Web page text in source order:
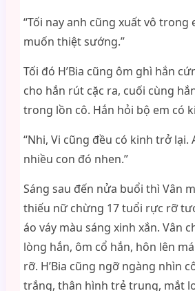
“Tối nay anh cũng xuất vô trong
muốn thiệt sướng.”
Tối đó H’Bia cũng ôm ghì hắn
cho hắn rút cặc ra, cuối cùng
trong lồn cô. Hắn hỏi bộ em có
“Nhi, Vi cũng đều có kinh trở lại.
nhiều con đó nhen.”
Sáng sau đến nửa buổi thì Vân
thiếu nữ chừng 17 tuổi rực rỡ
áo váy màu sáng xinh xắn. Vân
lòng hắn, ôm cổ hắn, hôn lên
rỡ. H’Bia cũng ngỡ ngàng nhìn
trắng, thân hình trẻ trung, mắt